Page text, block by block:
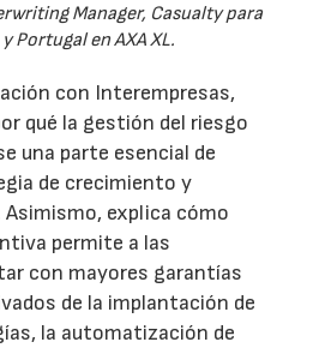
Manager, Casualty para
Portugal en AXA XL.
con Interempresas,
qué la gestión del riesgo
una parte esencial de
de crecimiento y
explica cómo
permite a las
con mayores garantías
de la implantación de
la automatización de